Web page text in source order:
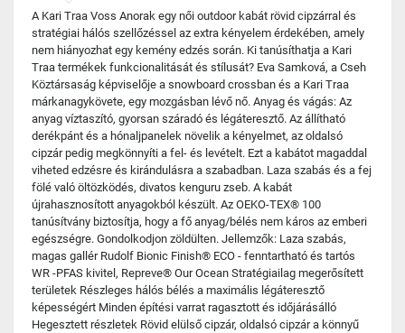
A Kari Traa Voss Anorak egy női outdoor kabát rövid cipzárral és
stratégiai hálós szellőzéssel az extra kényelem érdekében, amely
nem hiányozhat egy kemény edzés során. Ki tanúsíthatja a Kari
Traa termékek funkcionalitását és stílusát? Eva Samková, a Cseh
Köztársaság képviselője a snowboard crossban és a Kari Traa
márkanagykövete, egy mozgásban lévő nő. Anyag és vágás: Az
anyag víztaszító, gyorsan száradó és légáteresztő. Az állítható
derékpánt és a hónaljpanelek növelik a kényelmet, az oldalsó
cipzár pedig megkönnyíti a fel- és levételt. Ezt a kabátot magaddal
viheted edzésre és kirándulásra a szabadban. Laza szabás és a fej
fölé való öltözködés, divatos kenguru zseb. A kabát
újrahasznosított anyagokból készült. Az OEKO-TEX® 100
tanúsítvány biztosítja, hogy a fő anyag/bélés nem káros az emberi
egészségre. Gondolkodjon zöldülten. Jellemzők: Laza szabás,
magas gallér Rudolf Bionic Finish® ECO - fenntartható és tartós
WR -PFAS kivitel, Repreve® Our Ocean Stratégiailag megerősített
területek Részleges hálós bélés a maximális légáteresztő
képességért Minden építési varrat ragasztott és időjárásálló
Hegesztett részletek Rövid elülső cipzár, oldalsó cipzár a könnyű